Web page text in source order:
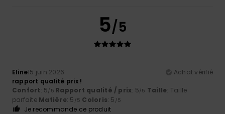
5/5
Eline15 juin 2026
Achat vérifié
rapport qualité prix !
Confort: 5/5 Rapport qualité / prix: 5/5 Taille: Taille
parfaite Matière: 5 /5 Coloris: 5 /5
Je recommande ce produit